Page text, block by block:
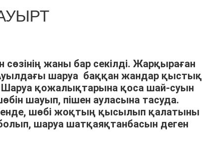
сөзінің жаны бар секілді. Жарқыраған
шаруа баққан жандар қыстық
қожалықтарына қоса шай-суын
шауып, пішен ауласына тасуда.
шөбі жоқтың қысылып қалатыны
шаруа шатқаяқтанбасын деген